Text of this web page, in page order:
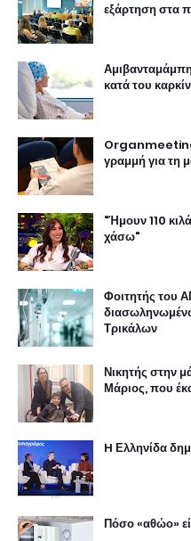
εξάρτηση στα
κατά του
γραμμή για τη
"Ήμουν 110
χάσω"
Φοιτητής του
Τρικάλων
Νικητής στην
Μάριος, που
H Ελληνίδα
Πόσο «αθώο»